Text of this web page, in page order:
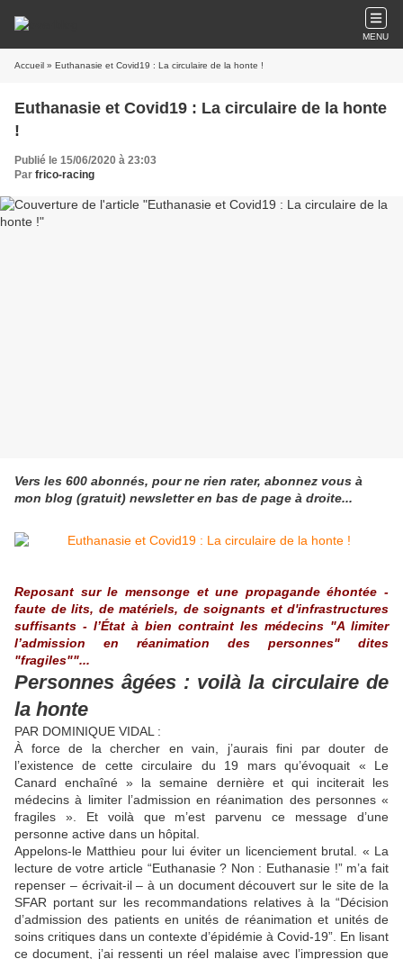
MENU
Accueil » Euthanasie et Covid19 : La circulaire de la honte !
Euthanasie et Covid19 : La circulaire de la honte
!
Publié le 15/06/2020 à 23:03
Par frico-racing
Vers les 600 abonnés, pour ne rien rater, abonnez vous à
mon blog (gratuit) newsletter en bas de page à droite...
Reposant sur le mensonge et une propagande éhontée -
faute de lits, de matériels, de soignants et d'infrastructures
suffisants - l’État à bien contraint les médecins "A limiter
l’admission en réanimation des personnes" dites
"fragiles""...
Personnes âgées : voilà la circulaire de
la honte
PAR DOMINIQUE VIDAL :
À force de la chercher en vain, j’aurais fini par douter de
l’existence de cette circulaire du 19 mars qu’évoquait « Le
Canard enchaîné » la semaine dernière et qui inciterait les
médecins à limiter l’admission en réanimation des personnes «
fragiles ». Et voilà que m’est parvenu ce message d’une
personne active dans un hôpital.
Appelons-le Matthieu pour lui éviter un licenciement brutal. « La
lecture de votre article “Euthanasie ? Non : Euthanasie !” m’a fait
repenser – écrivait-il – à un document découvert sur le site de la
SFAR portant sur les recommandations relatives à la “Décision
d’admission des patients en unités de réanimation et unités de
soins critiques dans un contexte d’épidémie à Covid-19”. En lisant
ce document, j’ai ressenti un réel malaise avec l’impression que